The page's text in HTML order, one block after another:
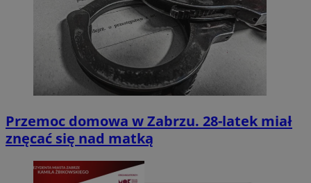
Przemoc domowa w Zabrzu. 28-latek miał
znęcać się nad matką